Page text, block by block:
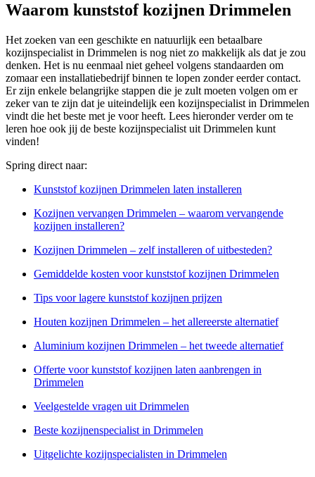
Waarom kunststof kozijnen Drimmelen
Het zoeken van een geschikte en natuurlijk een betaalbare
kozijnspecialist in Drimmelen is nog niet zo makkelijk als dat je zou
denken. Het is nu eenmaal niet geheel volgens standaarden om
zomaar een installatiebedrijf binnen te lopen zonder eerder contact.
Er zijn enkele belangrijke stappen die je zult moeten volgen om er
zeker van te zijn dat je uiteindelijk een kozijnspecialist in Drimmelen
vindt die het beste met je voor heeft. Lees hieronder verder om te
leren hoe ook jij de beste kozijnspecialist uit Drimmelen kunt
vinden!
Spring direct naar:
Kunststof kozijnen Drimmelen laten installeren
Kozijnen vervangen Drimmelen – waarom vervangende
kozijnen installeren?
Kozijnen Drimmelen – zelf installeren of uitbesteden?
Gemiddelde kosten voor kunststof kozijnen Drimmelen
Tips voor lagere kunststof kozijnen prijzen
Houten kozijnen Drimmelen – het allereerste alternatief
Aluminium kozijnen Drimmelen – het tweede alternatief
Offerte voor kunststof kozijnen laten aanbrengen in
Drimmelen
Veelgestelde vragen uit Drimmelen
Beste kozijnenspecialist in Drimmelen
Uitgelichte kozijnspecialisten in Drimmelen